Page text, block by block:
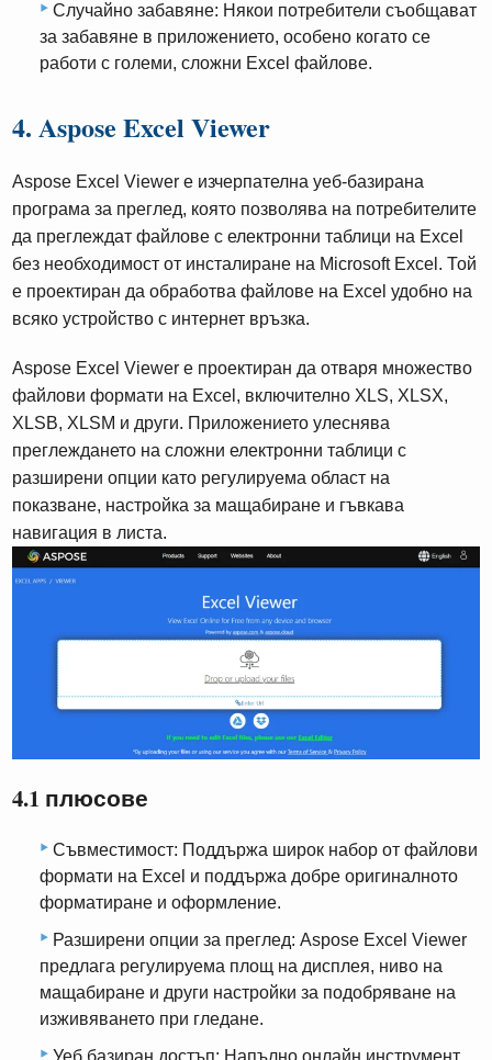
Случайно забавяне: Някои потребители съобщават
за забавяне в приложението, особено когато се
работи с големи, сложни Excel файлове.
4. Aspose Excel Viewer
Aspose Excel Viewer е изчерпателна уеб-базирана
програма за преглед, която позволява на потребителите
да преглеждат файлове с електронни таблици на Excel
без необходимост от инсталиране на Microsoft Excel. Той
е проектиран да обработва файлове на Excel удобно на
всяко устройство с интернет връзка.
Aspose Excel Viewer е проектиран да отваря множество
файлови формати на Excel, включително XLS, XLSX,
XLSB, XLSM и други. Приложението улеснява
преглеждането на сложни електронни таблици с
разширени опции като регулируема област на
показване, настройка за мащабиране и гъвкава
навигация в листа.
4.1 плюсове
Съвместимост: Поддържа широк набор от файлови
формати на Excel и поддържа добре оригиналното
форматиране и оформление.
Разширени опции за преглед: Aspose Excel Viewer
предлага регулируема площ на дисплея, ниво на
мащабиране и други настройки за подобряване на
изживяването при гледане.